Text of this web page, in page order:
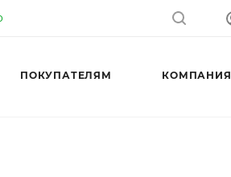
ПОКУПАТЕЛЯМ КОМПАНИЯ